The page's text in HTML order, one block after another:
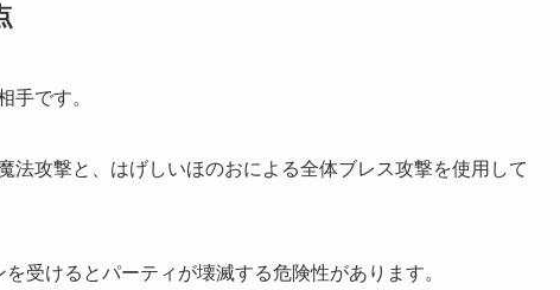
手です。
法攻撃と、はげしいほのおによる全体ブレス攻撃を使用して
受けるとパーティが壊滅する危険性があります。